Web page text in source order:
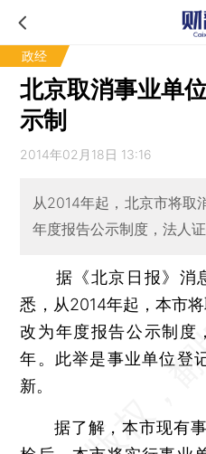
政经
北京取消事业单
示制
2014年02月18日 13:16
从2014年起，北京市将取
年度报告公示制度，法人
据《北京日报》消
悉，从2014年起，本市
改为年度报告公示制度
年。此举是事业单位登
新。
据了解，本市现有事